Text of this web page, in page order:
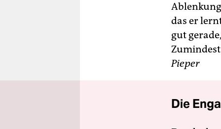
das er
gut
Pieper
Die